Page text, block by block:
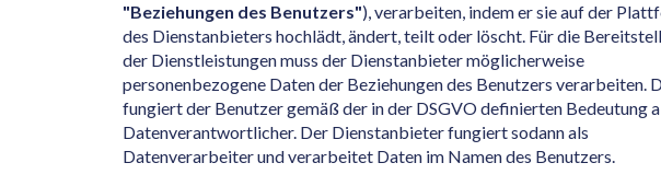
"Beziehungen des Benutzers"), verarbeiten, indem er sie auf der
des Dienstanbieters hochlädt, ändert, teilt oder löscht. Für die
der Dienstleistungen muss der Dienstanbieter möglicherweise
personenbezogene Daten der Beziehungen des Benutzers verarbeiten.
fungiert der Benutzer gemäß der in der DSGVO definierten Bedeutung
Datenverantwortlicher. Der Dienstanbieter fungiert sodann als
Datenverarbeiter und verarbeitet Daten im Namen des Benutzers.